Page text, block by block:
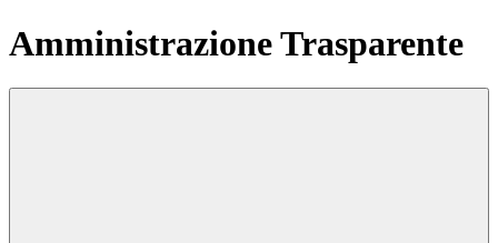
Amministrazione Trasparente